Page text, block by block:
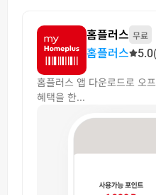
홈플러스 무료
홈플러스 5.0
홈플러스 앱 다운로드로 오
혜택을 한...